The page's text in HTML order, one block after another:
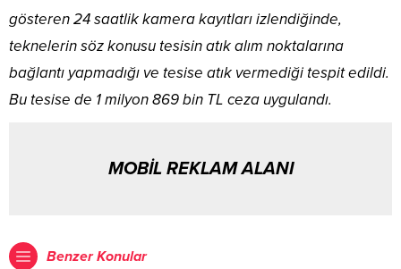
gösteren 24 saatlik kamera kayıtları izlendiğinde,
teknelerin söz konusu tesisin atık alım noktalarına
bağlantı yapmadığı ve tesise atık vermediği tespit edildi.
Bu tesise de 1 milyon 869 bin TL ceza uygulandı.
MOBİL REKLAM ALANI
Benzer Konular